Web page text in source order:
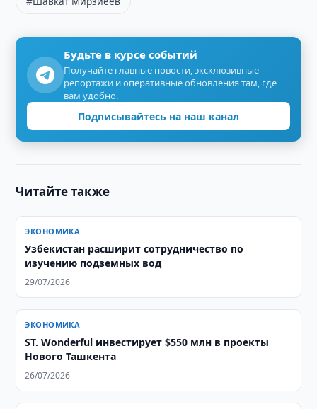
Будьте в курсе событий
Получайте главные новости, эксклюзивные
репортажи и оперативные обновления там, где
вам удобно.
Подписывайтесь на наш канал
Читайте также
ЭКОНОМИКА
Узбекистан расширит сотрудничество по
изучению подземных вод
29/07/2026
ЭКОНОМИКА
ST. Wonderful инвестирует $550 млн в проекты
Нового Ташкента
26/07/2026